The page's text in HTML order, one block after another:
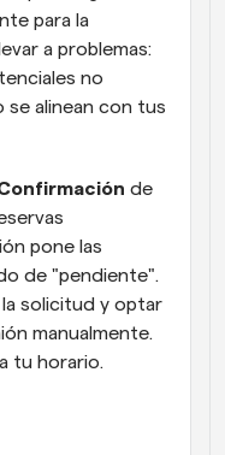
para la
a problemas:
no
se alinean con tus
de
pone las
de "pendiente".
la solicitud y optar
manualmente.
tu horario.